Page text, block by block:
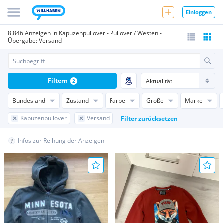
Einloggen
8.846 Anzeigen in Kapuzenpullover - Pullover / Westen -
Übergabe: Versand
Bundesland Zustand Farbe Größe Marke
Kapuzenpullover Versand Filter zurücksetzen
Filtern 2
Infos zur Reihung der Anzeigen